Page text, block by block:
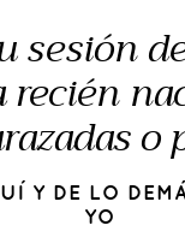
sesión
recién
o
Y DE LO
YO